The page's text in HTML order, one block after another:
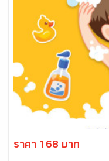
ราคา 168 บาท